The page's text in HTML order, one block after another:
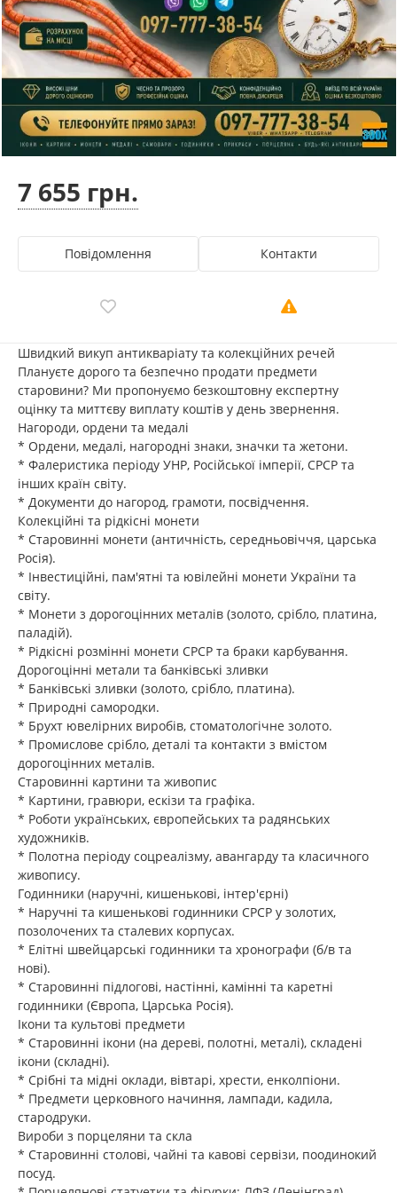
7 655 грн.
Повідомлення Контакти
Швидкий викуп антикваріату та колекційних речей
Плануєте дорого та безпечно продати предмети
старовини? Ми пропонуємо безкоштовну експертну
оцінку та миттєву виплату коштів у день звернення.
Нагороди, ордени та медалі
* Ордени, медалі, нагородні знаки, значки та жетони.
* Фалеристика періоду УНР, Російської імперії, СРСР та
інших країн світу.
* Документи до нагород, грамоти, посвідчення.
Колекційні та рідкісні монети
* Старовинні монети (античність, середньовіччя, царська
Росія).
* Інвестиційні, пам'ятні та ювілейні монети України та
світу.
* Монети з дорогоцінних металів (золото, срібло, платина,
паладій).
* Рідкісні розмінні монети СРСР та браки карбування.
Дорогоцінні метали та банківські зливки
* Банківські зливки (золото, срібло, платина).
* Природні самородки.
* Брухт ювелірних виробів, стоматологічне золото.
* Промислове срібло, деталі та контакти з вмістом
дорогоцінних металів.
Старовинні картини та живопис
* Картини, гравюри, ескізи та графіка.
* Роботи українських, європейських та радянських
художників.
* Полотна періоду соцреалізму, авангарду та класичного
живопису.
Годинники (наручні, кишенькові, інтер'єрні)
* Наручні та кишенькові годинники СРСР у золотих,
позолочених та сталевих корпусах.
* Елітні швейцарські годинники та хронографи (б/в та
нові).
* Старовинні підлогові, настінні, камінні та каретні
годинники (Європа, Царська Росія).
Ікони та культові предмети
* Старовинні ікони (на дереві, полотні, металі), складені
ікони (складні).
* Срібні та мідні оклади, вівтарі, хрести, енколпіони.
* Предмети церковного начиння, лампади, кадила,
стародруки.
Вироби з порцеляни та скла
* Старовинні столові, чайні та кавові сервізи, поодинокий
посуд.